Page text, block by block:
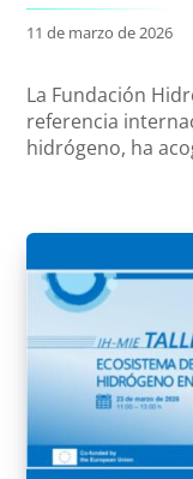
11 de marzo de 2026
La Fundación
referencia
hidrógeno, ha